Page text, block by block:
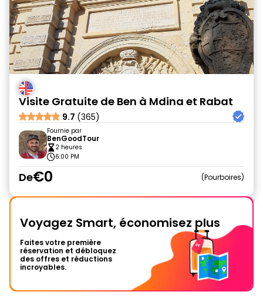
Visite Gratuite de Ben à Mdina et Rabat
9.7 (365)
Fournie par
BenGoodTour
2 heures
6:00 PM
De€0 Pourboires
Voyagez Smart, économisez plus
Faites votre première
réservation et débloquez
des offres et réductions
incroyables.